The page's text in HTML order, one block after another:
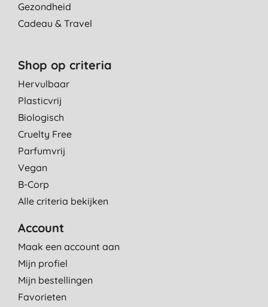
Gezondheid
Cadeau & Travel
Shop op criteria
Hervulbaar
Plasticvrij
Biologisch
Cruelty Free
Parfumvrij
Vegan
B-Corp
Alle criteria bekijken
Account
Maak een account aan
Mijn profiel
Mijn bestellingen
Favorieten